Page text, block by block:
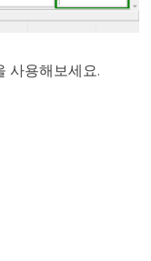
사용해보세요.